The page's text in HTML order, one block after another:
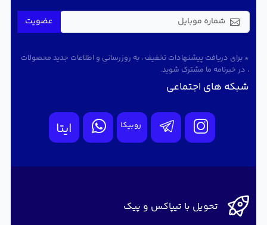
عضویت
* برای دریافت پیشنهادات تخفیف ، به روزرسانی و اطلاعات جدید محصولات
، در خبرنامه ما مشترک شوید.
شبکه های اجتماعی
روبیکا ایتا
تحویل با تیپاکس و پیک